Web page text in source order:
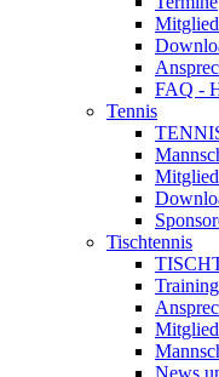
FAQ -
Tennis
Tischtennis
News